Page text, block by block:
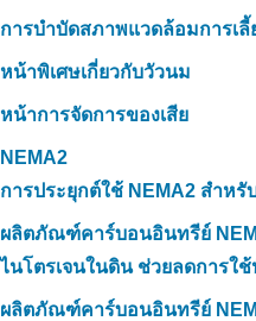
การบำบัดสภาพแวดล้อมการเลี้
หน้าพิเศษเกี่ยวกับวัวนม
หน้าการจัดการของเสีย
NEMA2
การประยุกต์ใช้ NEMA2 สำห
ผลิตภัณฑ์คาร์บอนอินทรีย์
ไนโตรเจนในดิน ช่วยลดการใ
ผลิตภัณฑ์คาร์บอนอินทรีย์